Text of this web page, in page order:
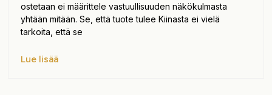
ostetaan ei määrittele vastuullisuuden näkökulmasta
yhtään mitään. Se, että tuote tulee Kiinasta ei vielä
tarkoita, että se
Lue lisää